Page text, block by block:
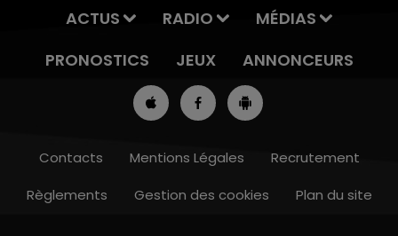
7h00 - 10h00
ACTUS RADIO
MÉDIAS
PRONOSTICS
JEUX ANNONCEURS
Contacts Mentions Légales
Recrutement
Règlements
Gestion des cookies Plan du site